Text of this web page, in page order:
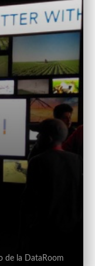
de la DataRoom